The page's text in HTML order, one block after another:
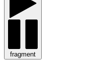
fragment